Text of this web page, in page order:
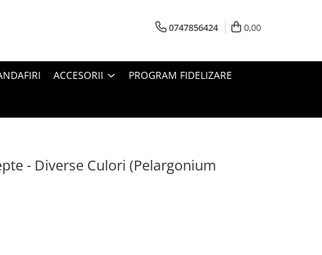
0747856424 0,00
ACCESORII PROGRAM FIDELIZARE
- Diverse Culori (Pelargonium